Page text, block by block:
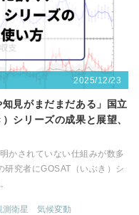
2025/12/23
見がまだまだある」国立
シリーズの成果と展望、
かされていない仕組みが数多
研究者にGOSAT（いぶき）シ
測衛星
気候変動